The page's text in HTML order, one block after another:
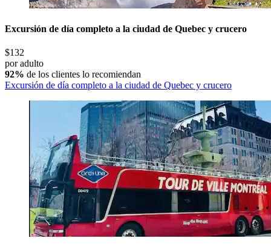
Excursión de día completo a la ciudad de Quebec y crucero
$132
por adulto
92% de los clientes lo recomiendan
Excursión de día completo a la ciudad de Quebec y crucero